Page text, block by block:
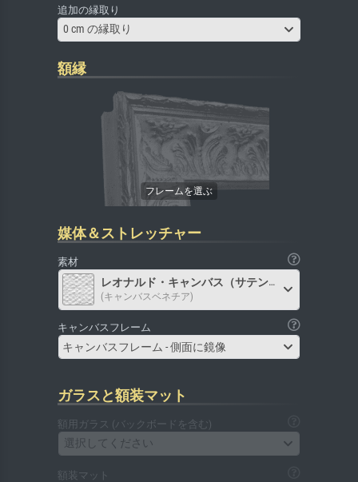
追加の縁取り
0 cm の縁取り
額縁
媒体＆ストレッチャー
素材
レオナルド・キャンバス（サテン）
(キャンバスベネチア)
キャンバスフレーム
キャンバスフレーム - 側面に鏡像
ガラスと額装マット
額用ガラス (バックボードを含む)
選択してください
額装マット